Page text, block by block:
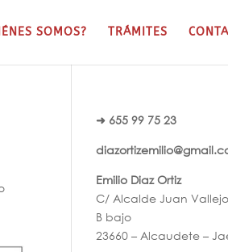
SOMOS? TRÁMITES
➜ 655 99 75 23
Emilio Diaz Ortiz
C/ Alcalde Juan
B bajo
23660 – Alcaudete –